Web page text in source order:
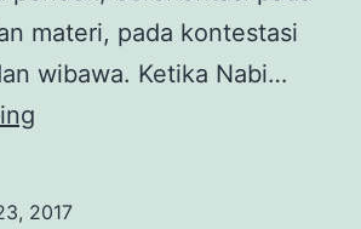
materi, pada kontestasi
wibawa. Ketika Nabi…
2017